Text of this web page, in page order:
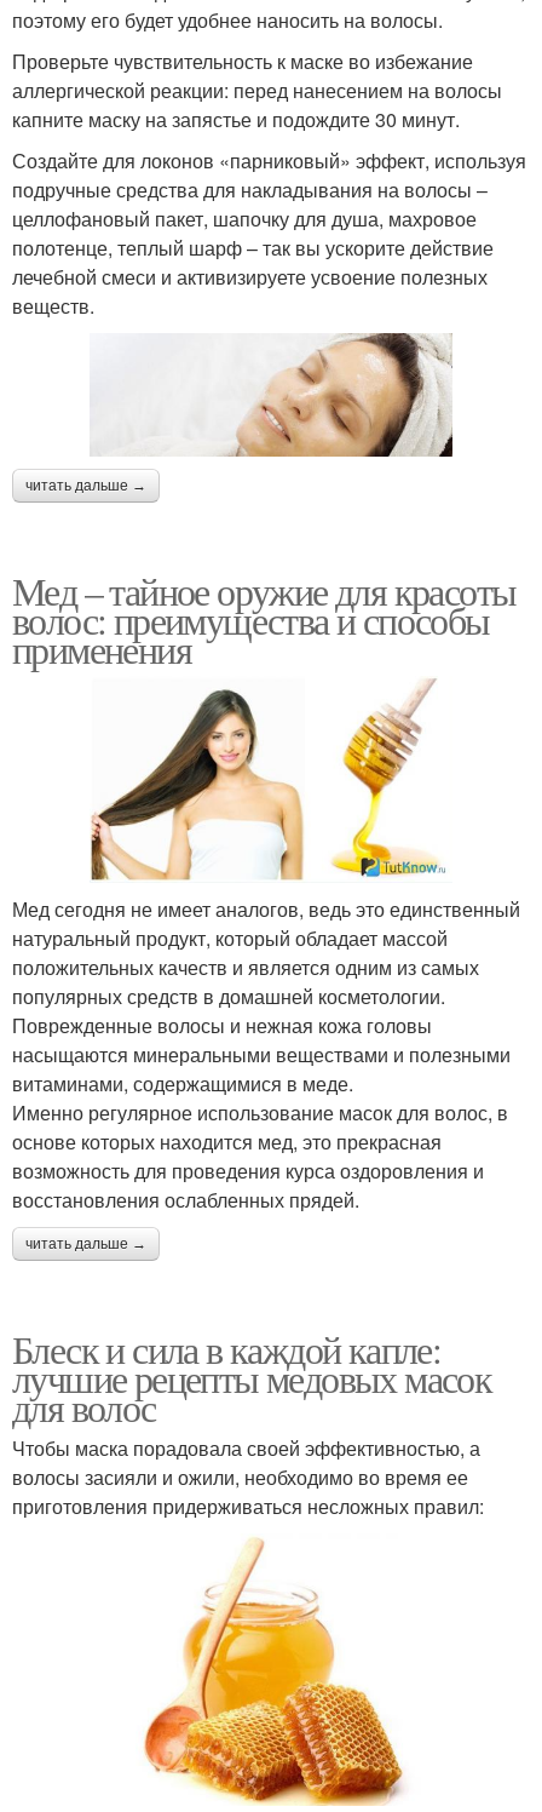
поэтому его будет удобнее наносить на волосы.
Проверьте чувствительность к маске во избежание
аллергической реакции: перед нанесением на волосы
капните маску на запястье и подождите 30 минут.
Создайте для локонов «парниковый» эффект, используя
подручные средства для накладывания на волосы –
целлофановый пакет, шапочку для душа, махровое
полотенце, теплый шарф – так вы ускорите действие
лечебной смеси и активизируете усвоение полезных
веществ.
читать дальше →
Мед – тайное оружие для красоты
волос: преимущества и способы
применения
Мед сегодня не имеет аналогов, ведь это единственный
натуральный продукт, который обладает массой
положительных качеств и является одним из самых
популярных средств в домашней косметологии.
Поврежденные волосы и нежная кожа головы
насыщаются минеральными веществами и полезными
витаминами, содержащимися в меде.
Именно регулярное использование масок для волос, в
основе которых находится мед, это прекрасная
возможность для проведения курса оздоровления и
восстановления ослабленных прядей.
читать дальше →
Блеск и сила в каждой капле:
лучшие рецепты медовых масок
для волос
Чтобы маска порадовала своей эффективностью, а
волосы засияли и ожили, необходимо во время ее
приготовления придерживаться несложных правил: